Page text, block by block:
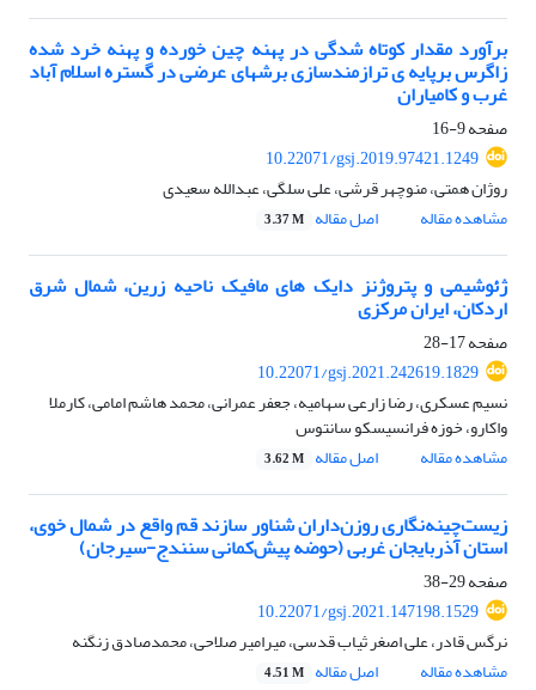
برآورد مقدار کوتاه شدگی در پهنه چین خورده و پهنه خرد شده
زاگرس برپایه ی ترازمندسازی برش‏های عرضی در گستره اسلام آباد
غرب و کامیاران
صفحه9-16
10.22071/gsj.2019.97421.1249
روژان همتی، منوچهر قرشی، علی سلگی، عبدالله سعیدی
مشاهده مقاله
اصل مقاله 3.37 M
ژئوشیمی و پتروژنز دایک های مافیک ناحیه زرین، شمال شرق
اردکان، ایران مرکزی
صفحه17-28
10.22071/gsj.2021.242619.1829
نسیم عسکری، رضا زارعی سهامیه، جعفر عمرانی، محمد هاشم امامی، کارملا
واکارو، خوزه فرانسیسکو سانتوس
مشاهده مقاله
اصل مقاله 3.62 M
زیست‌چینه‌نگاری روزن‌داران شناور سازند‌ قم واقع در شمال خوی،
استان آذربایجان غربی (حوضه پیش‌کمانی سنندج-سیرجان)
صفحه29-38
10.22071/gsj.2021.147198.1529
نرگس قادر، علی اصغر ثیاب قدسی، میرامیر صلاحی، محمدصادق زنگنه
مشاهده مقاله
اصل مقاله 4.51 M